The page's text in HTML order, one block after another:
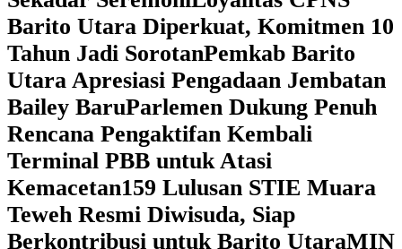
Barito Utara Diperkuat, Komitmen 10
Tahun Jadi SorotanPemkab Barito
Utara Apresiasi Pengadaan Jembatan
Bailey BaruParlemen Dukung Penuh
Rencana Pengaktifan Kembali
Terminal PBB untuk Atasi
Kemacetan159 Lulusan STIE Muara
Teweh Resmi Diwisuda, Siap
Berkontribusi untuk Barito UtaraMIN